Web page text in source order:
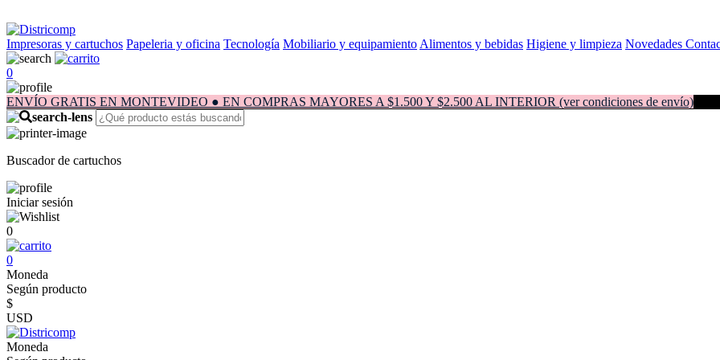
Impresoras y cartuchos Papeleria y oficina Tecnología Mobiliario y equipamiento Alimentos y bebidas Higiene y limpieza Novedades
0
ENVÍO GRATIS EN MONTEVIDEO ● EN COMPRAS MAYORES A $1.500 Y $2.500 AL INTERIOR (ver condiciones de envío)
Buscador de cartuchos
Iniciar sesión
0
0
Moneda
Según producto
$
USD
Moneda